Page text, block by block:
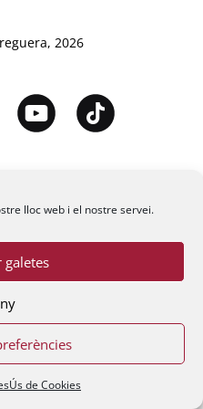
lloc web i el nostre servei.
galetes
Ús de Cookies
2026